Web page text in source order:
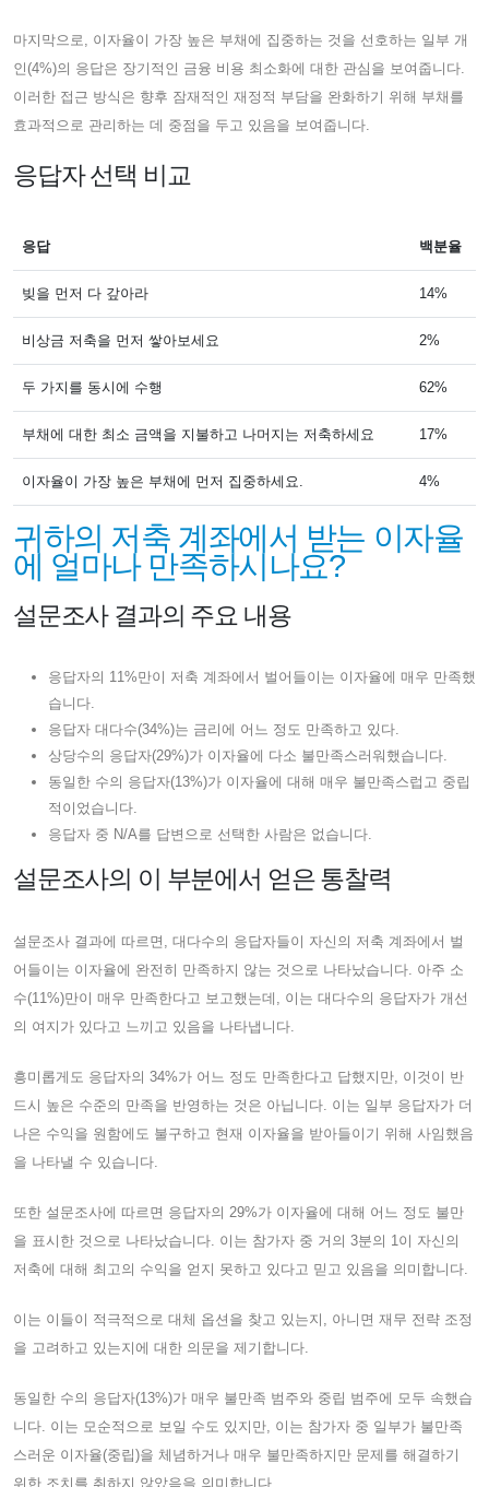
마지막으로, 이자율이 가장 높은 부채에 집중하는 것을 선호하는 일부 개
인(4%)의 응답은 장기적인 금융 비용 최소화에 대한 관심을 보여줍니다.
이러한 접근 방식은 향후 잠재적인 재정적 부담을 완화하기 위해 부채를
효과적으로 관리하는 데 중점을 두고 있음을 보여줍니다.
응답자 선택 비교
응답 백분율
빚을 먼저 다 갚아라 14%
비상금 저축을 먼저 쌓아보세요 2%
두 가지를 동시에 수행 62%
부채에 대한 최소 금액을 지불하고 나머지는 저축하세요 17%
이자율이 가장 높은 부채에 먼저 집중하세요. 4%
귀하의 저축 계좌에서 받는 이자율
에 얼마나 만족하시나요?
설문조사 결과의 주요 내용
응답자의 11%만이 저축 계좌에서 벌어들이는 이자율에 매우 만족했
습니다.
응답자 대다수(34%)는 금리에 어느 정도 만족하고 있다.
상당수의 응답자(29%)가 이자율에 다소 불만족스러워했습니다.
동일한 수의 응답자(13%)가 이자율에 대해 매우 불만족스럽고 중립
적이었습니다.
응답자 중 N/A를 답변으로 선택한 사람은 없습니다.
설문조사의 이 부분에서 얻은 통찰력
설문조사 결과에 따르면, 대다수의 응답자들이 자신의 저축 계좌에서 벌
어들이는 이자율에 완전히 만족하지 않는 것으로 나타났습니다. 아주 소
수(11%)만이 매우 만족한다고 보고했는데, 이는 대다수의 응답자가 개선
의 여지가 있다고 느끼고 있음을 나타냅니다.
흥미롭게도 응답자의 34%가 어느 정도 만족한다고 답했지만, 이것이 반
드시 높은 수준의 만족을 반영하는 것은 아닙니다. 이는 일부 응답자가 더
나은 수익을 원함에도 불구하고 현재 이자율을 받아들이기 위해 사임했음
을 나타낼 수 있습니다.
또한 설문조사에 따르면 응답자의 29%가 이자율에 대해 어느 정도 불만
을 표시한 것으로 나타났습니다. 이는 참가자 중 거의 3분의 1이 자신의
저축에 대해 최고의 수익을 얻지 못하고 있다고 믿고 있음을 의미합니다.
이는 이들이 적극적으로 대체 옵션을 찾고 있는지, 아니면 재무 전략 조정
을 고려하고 있는지에 대한 의문을 제기합니다.
동일한 수의 응답자(13%)가 매우 불만족 범주와 중립 범주에 모두 속했습
니다. 이는 모순적으로 보일 수도 있지만, 이는 참가자 중 일부가 불만족
스러운 이자율(중립)을 체념하거나 매우 불만족하지만 문제를 해결하기
위한 조치를 취하지 않았음을 의미합니다.